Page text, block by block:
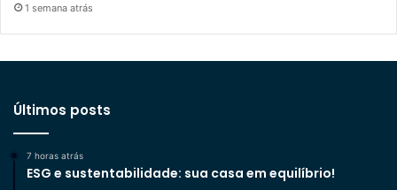
1 semana atrás
Últimos posts
7 horas atrás
ESG e sustentabilidade: sua casa em equilíbrio!